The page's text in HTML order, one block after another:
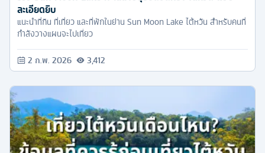
ละเอียดยิบ
แนะนำที่กิน ที่เที่ยว และที่พักในย่าน Sun Moon Lake ไต้หวัน สำหรับคนที่
กำลังวางแผนจะไปเที่ยว
2 ก.พ. 2026 3,412